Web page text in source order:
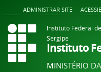
ADMINISTRAR SITE
Instituto Federal
Sergipe
Instituto
MINISTÉRIO